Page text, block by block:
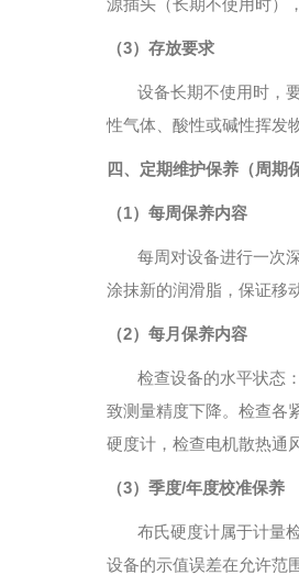
源插头（长期不使用时）
（3）存放要求
设备长期不使用时，
性气体、酸性或碱性挥发
四、定期维护保养（周期
（1）每周保养内容
每周对设备进行一次
涂抹新的润滑脂，保证移
（2）每月保养内容
检查设备的水平状态
致测量精度下降。检查各
硬度计，检查电机散热通
（3）季度/年度校准保养
布氏硬度计属于计量
设备的示值误差在允许范